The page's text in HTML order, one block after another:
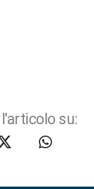
su: